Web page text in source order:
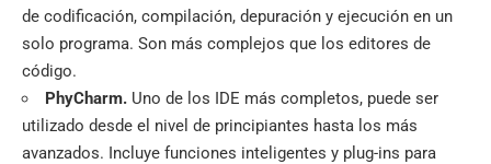
de codificación, compilación, depuración y ejecución en un
solo programa. Son más complejos que los editores de
código.
PhyCharm. Uno de los IDE más completos, puede ser
utilizado desde el nivel de principiantes hasta los más
avanzados. Incluye funciones inteligentes y plug-ins para